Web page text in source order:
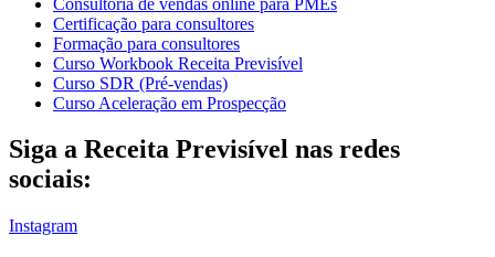
Certificação para consultores
Formação para consultores
Curso Workbook Receita Previsível
Curso SDR (Pré-vendas)
Curso Aceleração em Prospecção
Siga a Receita Previsível nas redes
sociais:
Instagram